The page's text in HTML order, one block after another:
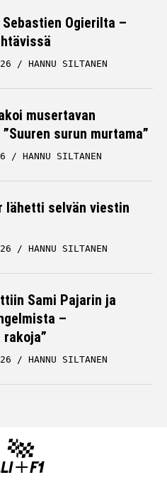
Ogierilta –
HANNU SILTANEN
musertavan
surun murtama”
HANNU SILTANEN
lähetti selvän viestin
HANNU SILTANEN
Sami Pajarin ja
–
HANNU SILTANEN